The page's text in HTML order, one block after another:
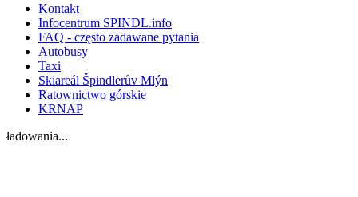
Kontakt
Infocentrum SPINDL.info
FAQ - często zadawane pytania
Autobusy
Taxi
Skiareál Špindlerův Mlýn
Ratownictwo górskie
KRNAP
ładowania...